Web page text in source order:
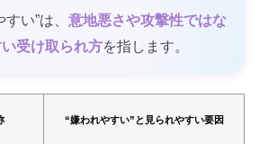
い”は、 意地悪さや攻撃性ではな
受け取られ方を指します。
“嫌われやすい”と見られやすい要因